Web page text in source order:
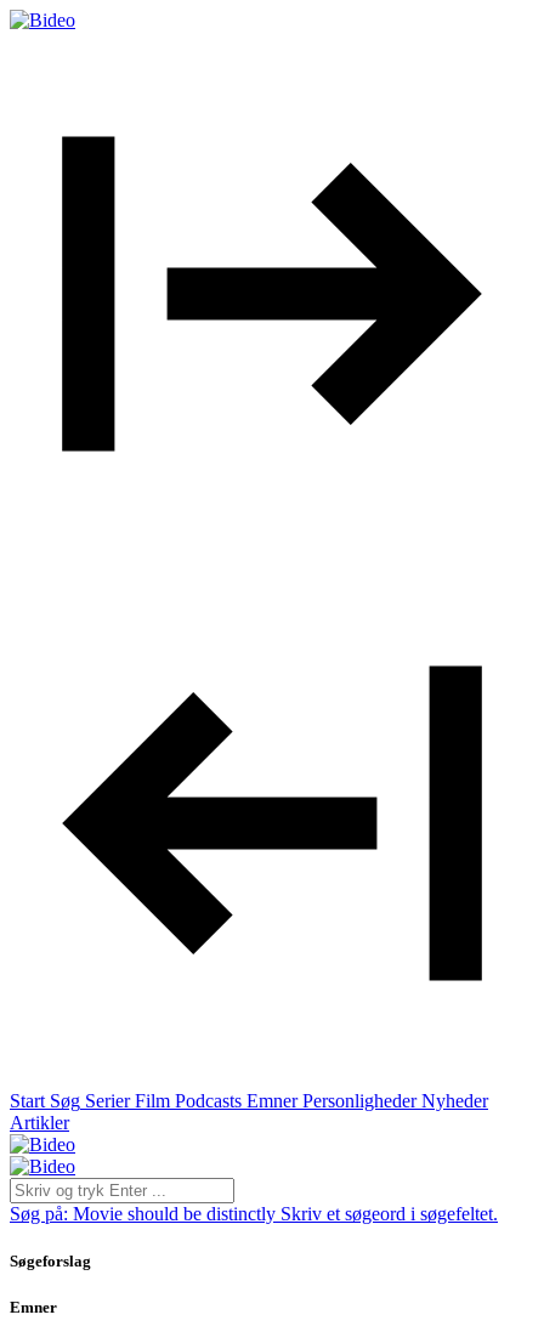
Start Søg Serier Film Podcasts Emner Personligheder Nyheder
Artikler
Søg på: Movie should be distinctly Skriv et søgeord i søgefeltet.
Søgeforslag
Emner